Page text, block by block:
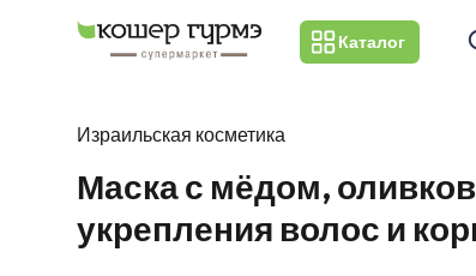
Каталог
Израильская косметика
Маска с мёдом,
укрепления волос и